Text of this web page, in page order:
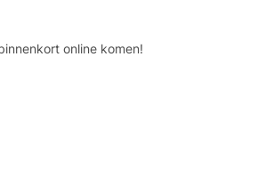
online komen!